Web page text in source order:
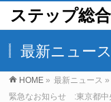
ステップ総
最新ニュース
HOME » 最新ニュース »
緊急なお知らせ :東京都中